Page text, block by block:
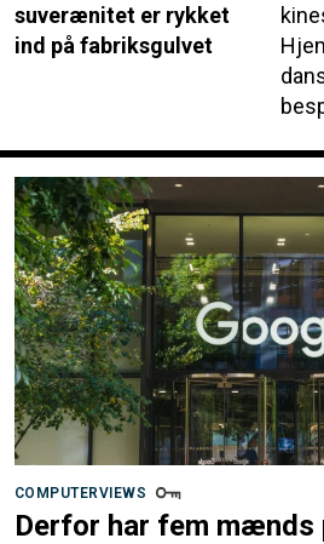
suverænitet er rykket
ind på fabriksgulvet
COMPUTERVIEWS
Derfor har fem mænds